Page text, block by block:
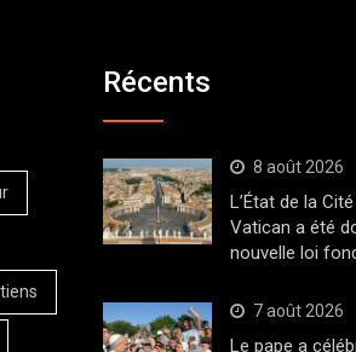
Récents
8 août 2026
L’État de la
Vatican a été
nouvelle loi
7 août 2026
Le pape a